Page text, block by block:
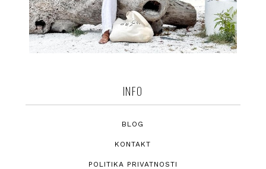
INFO
BLOG
KONTAKT
POLITIKA PRIVATNOSTI